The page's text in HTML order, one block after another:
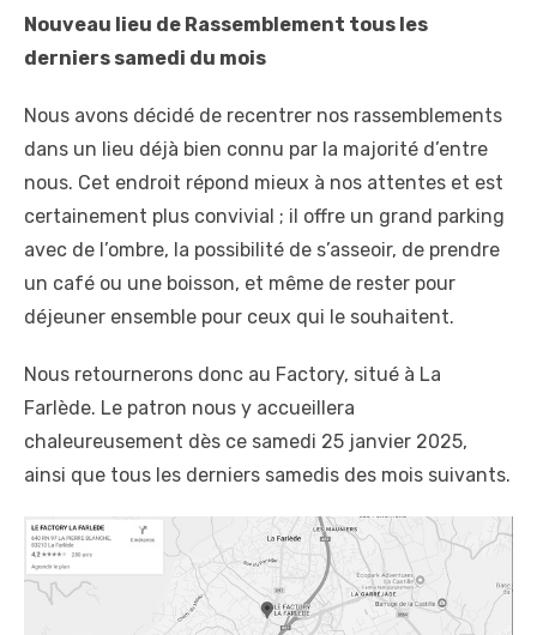
Nouveau lieu de Rassemblement tous les
derniers samedi du mois
Nous avons décidé de recentrer nos rassemblements
dans un lieu déjà bien connu par la majorité d’entre
nous. Cet endroit répond mieux à nos attentes et est
certainement plus convivial ; il offre un grand parking
avec de l’ombre, la possibilité de s’asseoir, de prendre
un café ou une boisson, et même de rester pour
déjeuner ensemble pour ceux qui le souhaitent.
Nous retournerons donc au Factory, situé à La
Farlède. Le patron nous y accueillera
chaleureusement dès ce samedi 25 janvier 2025,
ainsi que tous les derniers samedis des mois suivants.